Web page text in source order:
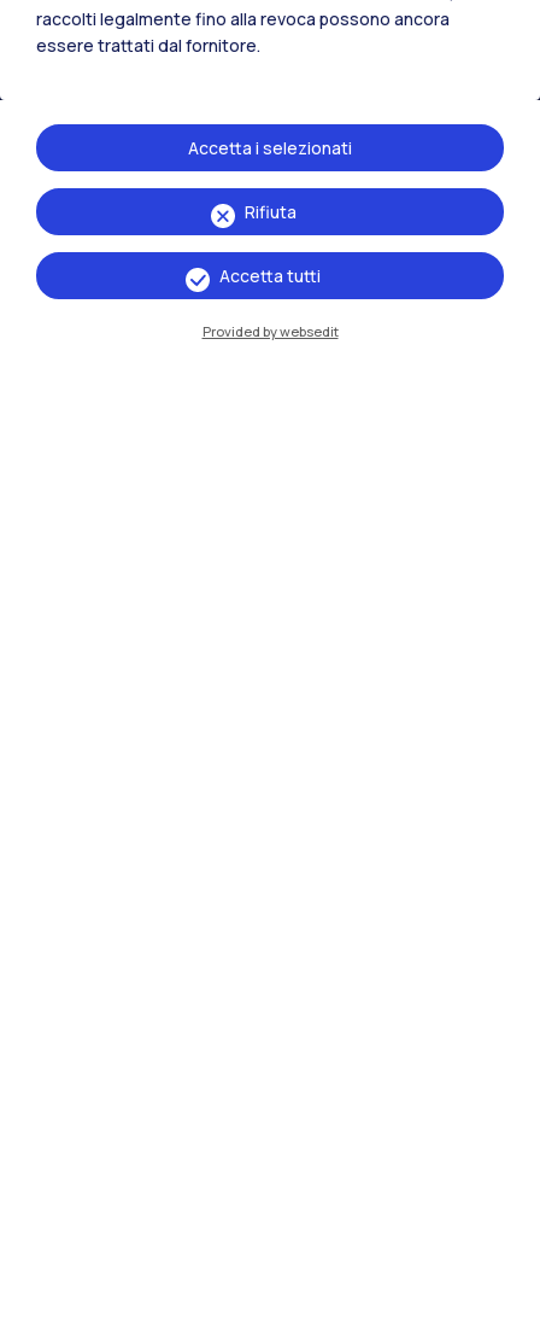
raccolti legalmente fino alla revoca possono ancora
essere trattati dal fornitore.
Rifiuta
Accetta i selezionati
Accetta tutti
Provided by websedit